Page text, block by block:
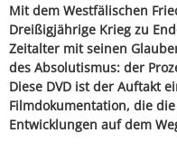
Mit dem Westfälischen
Dreißigjährige Krieg zu
Zeitalter mit seinen
des Absolutismus: der
Diese DVD ist der Auftakt
Filmdokumentation, die
Entwicklungen auf dem